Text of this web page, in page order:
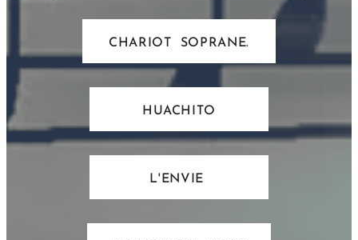
CHARIOT SOPRANE.
HUACHITO
L'ENVIE